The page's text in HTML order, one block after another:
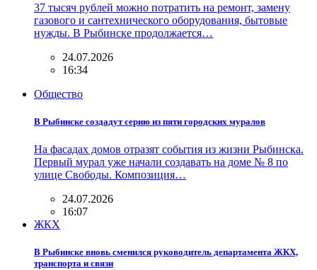
37 тысяч рублей можно потратить на ремонт, замену
газового и сантехнического оборудования, бытовые
нужды. В Рыбинске продолжается…
24.07.2026
16:34
Общество
В Рыбинске создадут серию из пяти городских муралов
На фасадах домов отразят события из жизни Рыбинска.
Первый мурал уже начали создавать на доме № 8 по
улице Свободы. Композиция…
24.07.2026
16:07
ЖКХ
В Рыбинске вновь сменился руководитель департамента ЖКХ,
транспорта и связи